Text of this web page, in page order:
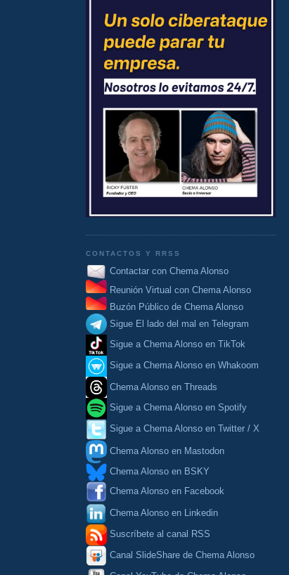
CONTACTOS Y RRSS
Contactar con Chema Alonso
Reunión Virtual con Chema Alonso
Buzón Público de Chema Alonso
Sigue El lado del mal en Telegram
Sigue a Chema Alonso en TikTok
Sigue a Chema Alonso en Whakoom
Chema Alonso en Threads
Sigue a Chema Alonso en Spotify
Sigue a Chema Alonso en Twitter / X
Chema Alonso en Mastodon
Chema Alonso en BSKY
Chema Alonso en Facebook
Chema Alonso en Linkedin
Suscríbete al canal RSS
Canal SlideShare de Chema Alonso